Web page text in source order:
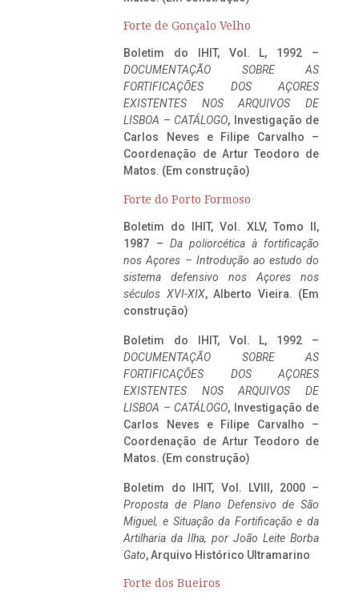
Forte de Gonçalo Velho
Boletim do IHIT, Vol. L, 1992 –
DOCUMENTAÇÃO SOBRE AS
FORTIFICAÇÕES DOS AÇORES
EXISTENTES NOS ARQUIVOS DE
LISBOA – CATÁLOGO, Investigação de
Carlos Neves e Filipe Carvalho –
Coordenação de Artur Teodoro de
Matos. (Em construção)
Forte do Porto Formoso
Boletim do IHIT, Vol. XLV, Tomo II,
1987 – Da poliorcética à fortificação
nos Açores – Introdução ao estudo do
sistema defensivo nos Açores nos
séculos XVI-XIX, Alberto Vieira. (Em
construção)
Boletim do IHIT, Vol. L, 1992 –
DOCUMENTAÇÃO SOBRE AS
FORTIFICAÇÕES DOS AÇORES
EXISTENTES NOS ARQUIVOS DE
LISBOA – CATÁLOGO, Investigação de
Carlos Neves e Filipe Carvalho –
Coordenação de Artur Teodoro de
Matos. (Em construção)
Boletim do IHIT, Vol. LVIII, 2000 –
Proposta de Plano Defensivo de São
Miguel, e Situação da Fortificação e da
Artilharia da Ilha, por João Leite Borba
Gato, Arquivo Histórico Ultramarino
Forte dos Bueiros